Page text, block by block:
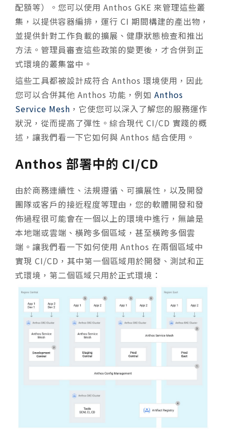
配額等）。您可以使用 Anthos GKE 來管理這些叢
集，以提供容器編排，運行 CI 期間構建的產出物，
並提供針對工作負載的擴展、健康狀態檢查和推出
方法。管理員審查這些政策的變更後，才合併到正
式環境的叢集當中。
這些工具都被設計成符合 Anthos 環境使用，因此
您可以合併其他 Anthos 功能，例如 Anthos
Service Mesh ，它使您可以深入了解您的服務運作
狀況，從而提高了彈性。綜合現代 CI/CD 實踐的概
述，讓我們看一下它如何與 Anthos 結合使用。
Anthos 部署中的 CI/CD
由於商務連續性、法規遵循、可擴展性，以及開發
團隊或客戶的接近程度等理由，您的軟體開發和發
佈過程很可能會在一個以上的環境中進行，無論是
本地端或雲端、橫跨多個區域，甚至橫跨多個雲
端。讓我們看一下如何使用 Anthos 在兩個區域中
實現 CI/CD，其中第一個區域用於開發、測試和正
式環境，第二個區域只用於正式環境：